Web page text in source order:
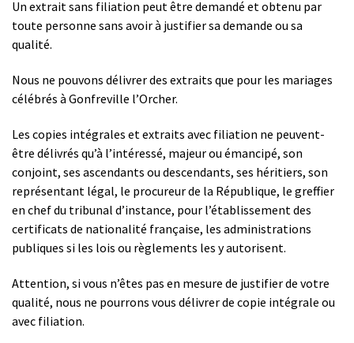
Un extrait sans filiation peut être demandé et obtenu par
toute personne sans avoir à justifier sa demande ou sa
qualité.
Nous ne pouvons délivrer des extraits que pour les mariages
célébrés à Gonfreville l’Orcher.
Les copies intégrales et extraits avec filiation ne peuvent-
être délivrés qu’à l’intéressé, majeur ou émancipé, son
conjoint, ses ascendants ou descendants, ses héritiers, son
représentant légal, le procureur de la République, le greffier
en chef du tribunal d’instance, pour l’établissement des
certificats de nationalité française, les administrations
publiques si les lois ou règlements les y autorisent.
Attention, si vous n’êtes pas en mesure de justifier de votre
qualité, nous ne pourrons vous délivrer de copie intégrale ou
avec filiation.